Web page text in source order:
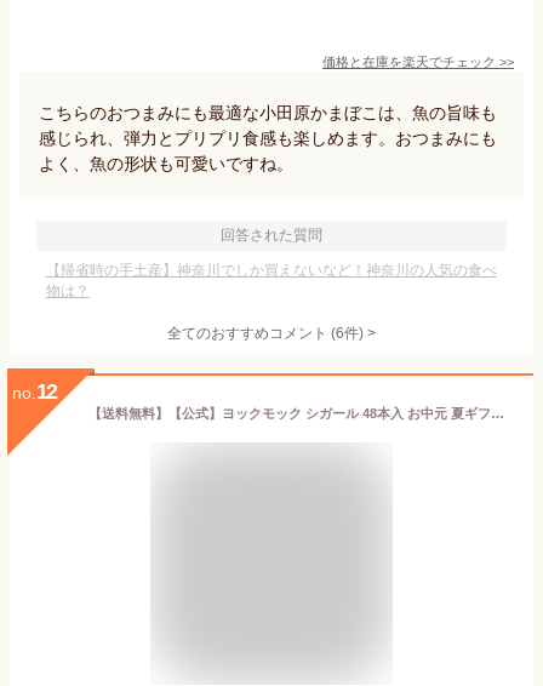
価格と在庫を楽天でチェック >>
こちらのおつまみにも最適な小田原かまぼこは、魚の旨味も
感じられ、弾力とプリプリ食感も楽しめます。おつまみにも
よく、魚の形状も可愛いですね。
回答された質問
【帰省時の手土産】神奈川でしか買えないなど！神奈川の人気の食べ
物は？
全てのおすすめコメント (6件) >
no. 12
【送料無料】【公式】ヨックモック シガール 48本入 お中元 夏ギフト 2026 お盆 お供え 詰め合わせ プレゼント スイーツ ギフト プチギフト クッキー 退職 洋菓子 お菓子 焼き菓子 手土産 個包装 お取り寄せ お礼 お祝い